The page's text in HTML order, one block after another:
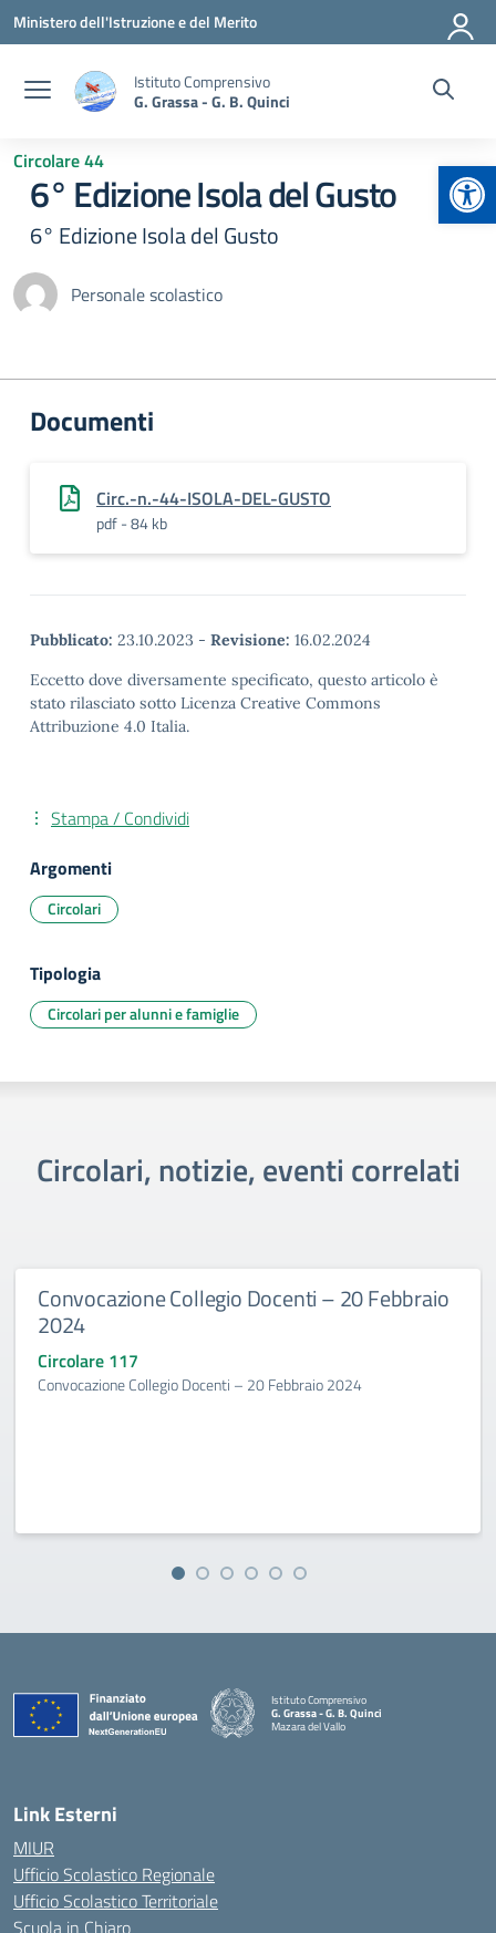
Vai ai contenuti
Vai al menu di navigazione
Vai al footer
Ministero dell'Istruzione e del Merito
Istituto Comprensivo
G. Grassa - G. B. Quinci
Circolare 44
6° Edizione Isola del Gusto
6° Edizione Isola del Gusto
Personale scolastico
Documenti
Circ.-n.-44-ISOLA-DEL-GUSTO
pdf - 84 kb
Pubblicato: 23.10.2023 - Revisione: 16.02.2024
Eccetto dove diversamente specificato, questo articolo è
stato rilasciato sotto Licenza Creative Commons
Attribuzione 4.0 Italia.
Stampa / Condividi
Argomenti
Circolari
Tipologia
Circolari per alunni e famiglie
Circolari, notizie, eventi correlati
Convocazione Collegio Docenti – 20 Febbraio
2024
Circolare 117
Convocazione Collegio Docenti – 20 Febbraio 2024
Istituto Comprensivo
G. Grassa - G. B. Quinci
Mazara del Vallo
Link Esterni
MIUR
Ufficio Scolastico Regionale
Ufficio Scolastico Territoriale
Scuola in Chiaro